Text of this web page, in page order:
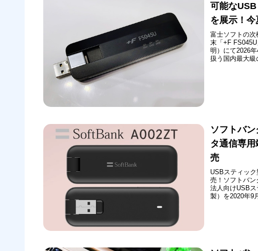
可能なUSB
を展示！今
富士ソフトの
末「+F
明）にて2026
扱う国内最大
ソフトバ
タ通信専
売
USBスティッ
売！ソフトバ
法人向けUSB
製）を2020年9